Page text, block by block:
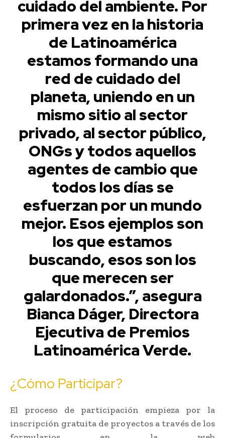
cuidado del ambiente. Por
primera vez en la historia
de Latinoamérica
estamos formando una
red de cuidado del
planeta, uniendo en un
mismo sitio al sector
privado, al sector público,
ONGs y todos aquellos
agentes de cambio que
todos los días se
esfuerzan por un mundo
mejor. Esos ejemplos son
los que estamos
buscando, esos son los
que merecen ser
galardonados.”, asegura
Bianca Dáger, Directora
Ejecutiva de Premios
Latinoamérica Verde.
¿Cómo Participar?
El proceso de participación empieza por la
inscripción gratuita de proyectos a través de los